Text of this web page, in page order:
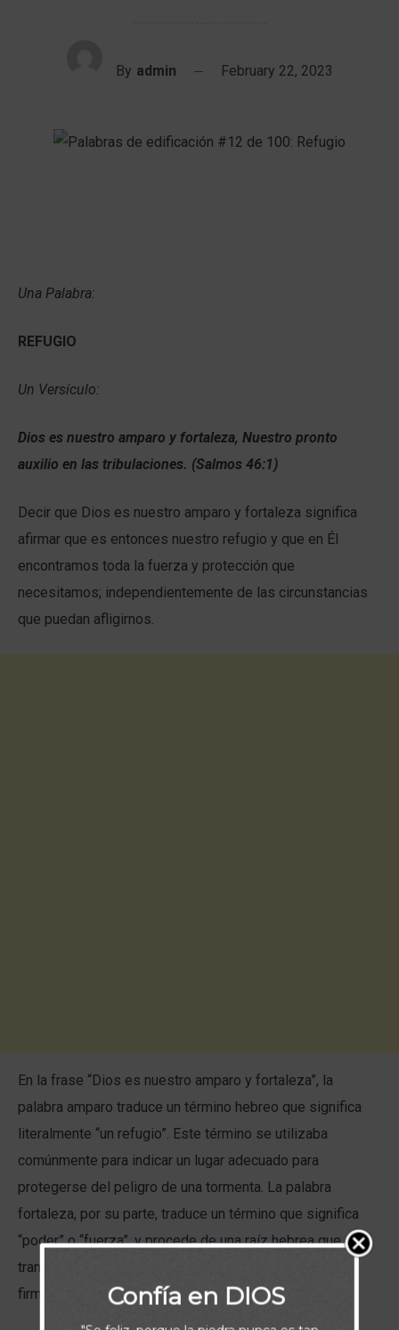
By admin February 22, 2023
Una Palabra:
REFUGIO
Un Versículo:
Dios es nuestro amparo y fortaleza, Nuestro pronto
auxilio en las tribulaciones. (Salmos 46:1)
Decir que Dios es nuestro amparo y fortaleza significa
afirmar que es entonces nuestro refugio y que en Él
encontramos toda la fuerza y protección que
necesitamos; independientemente de las circunstancias
que puedan afligirnos.
En la frase “Dios es nuestro amparo y fortaleza”, la
palabra amparo traduce un término hebreo que significa
literalmente “un refugio”. Este término se utilizaba
comúnmente para indicar un lugar adecuado para
protegerse del peligro de una tormenta. La palabra
fortaleza, por su parte, traduce un término que significa
“poder” o “fuerza”, y procede de una raíz hebrea que
transmite la idea de “ser fuerte”, “prevalecer” o “hacer
firme” y “fortalecer”.Confía en DIOS